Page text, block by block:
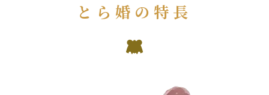
とら婚の特長